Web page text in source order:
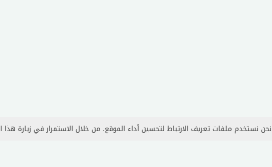
نحن نستخدم ملفات تعريف الارتباط لتحسين أداء الموقع. من خلال الاستمرار في زيارة